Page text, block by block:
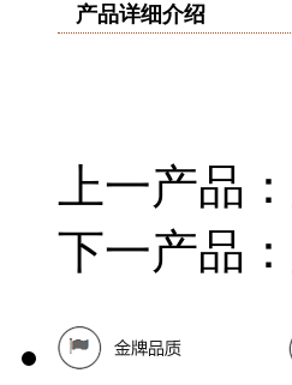
产品详细介绍
上一产品：
下一产品：